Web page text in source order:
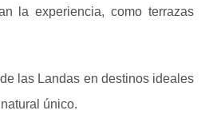
la experiencia, como terrazas
las Landas en destinos ideales
único.